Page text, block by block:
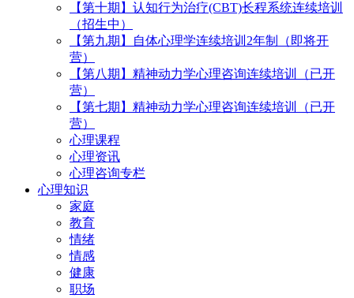
【第十期】认知行为治疗(CBT)长程系统连续培训
（招生中）
【第九期】自体心理学连续培训2年制（即将开
营）
【第八期】精神动力学心理咨询连续培训（已开
营）
【第七期】精神动力学心理咨询连续培训（已开
营）
心理课程
心理资讯
心理咨询专栏
心理知识
家庭
教育
情绪
情感
健康
职场